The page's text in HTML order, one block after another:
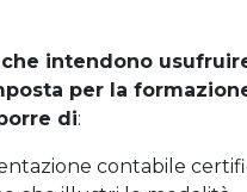
intendono
per la
di:
contabile